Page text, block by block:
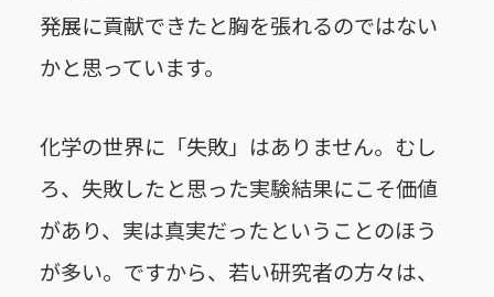
発展に貢献できたと胸を張れるのではない
かと思っています。
化学の世界に「失敗」はありません。むし
ろ、失敗したと思った実験結果にこそ価値
があり、実は真実だったということのほう
が多い。ですから、若い研究者の方々は、